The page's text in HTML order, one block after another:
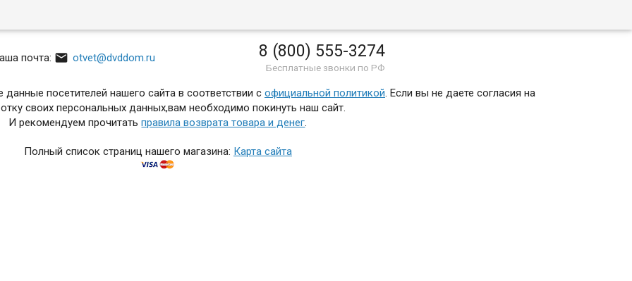
почта:  otvet@dvddom.ru 8 (800) 555-3274
Бесплатные звонки по РФ
посетителей нашего сайта в соответствии с официальной политикой. Если вы не даете согласия на
своих персональных данных,вам необходимо покинуть наш сайт.
И рекомендуем прочитатьправила возврата товара и денег.
Полный список страниц нашего магазина: Карта сайта